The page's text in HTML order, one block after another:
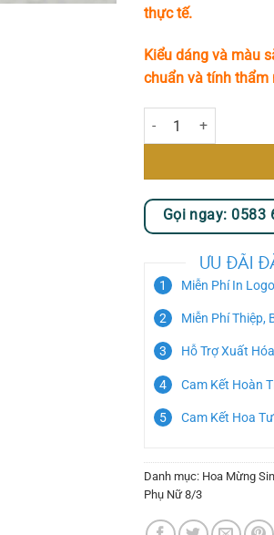
thực tế.
Kiểu dáng và màu
chuẩn và tính thẩm
Làn Mây v2 số lượng
Gọi ngay: 0583
ƯU ĐÃI
Miễn Phí In
Miễn Phí Thiệp,
Hỗ Trợ Xuất
Cam Kết Hoàn
Cam Kết Hoa
Danh mục: Hoa Mừng
Phụ Nữ 8/3